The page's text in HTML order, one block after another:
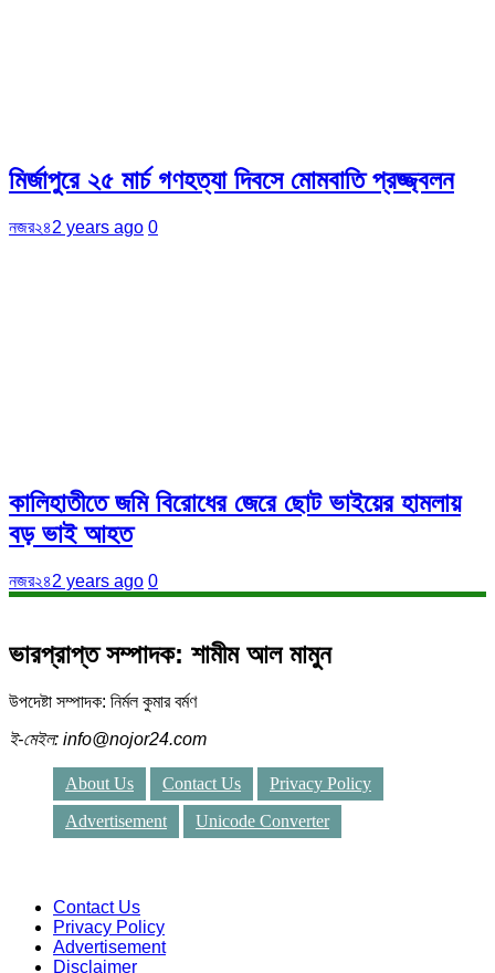
মির্জাপুরে ২৫ মার্চ গণহত্যা দিবসে মোমবাতি প্রজ্জ্বলন
নজর২৪2 years ago 0
কালিহাতীতে জমি বিরোধের জেরে ছোট ভাইয়ের হামলায়
বড় ভাই আহত
নজর২৪2 years ago 0
ভারপ্রাপ্ত সম্পাদক: শামীম আল মামুন
উপদেষ্টা সম্পাদক: নির্মল কুমার বর্মণ
ই-মেইল: info@nojor24.com
About Us Contact Us
Privacy Policy
Advertisement
Unicode Converter
Contact Us
Privacy Policy
Advertisement
Disclaimer